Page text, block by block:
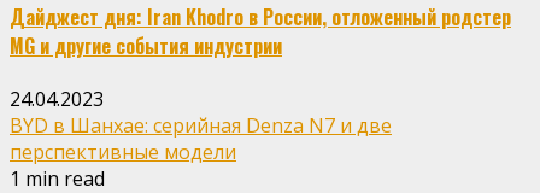
Дайджест дня: Iran Khodro в России, отложенный родстер
MG и другие события индустрии
24.04.2023
BYD в Шанхае: серийная Denza N7 и две
перспективные модели
1 min read